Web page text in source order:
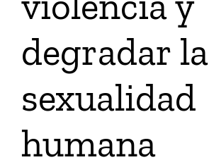
Boletín Electrónico
Media
Tienda Virtual
Buscar
degradar la
sexualidad
humana